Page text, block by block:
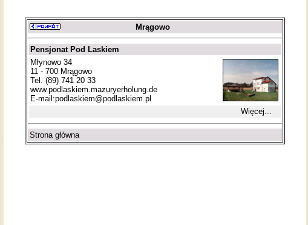
Mrągowo
Pensjonat Pod Laskiem
Młynowo 34
11 - 700 Mrągowo
Tel. (89) 741 20 33
www.podlaskiem.mazuryerholung.de
E-mail:podlaskiem@podlaskiem.pl
Więcej...
Strona główna